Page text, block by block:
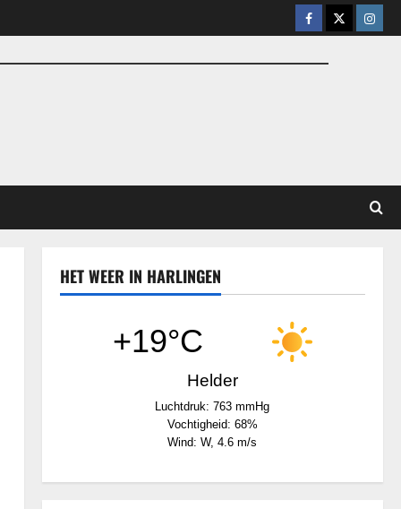
Facebook
X
HET WEER IN HARLINGEN
+19°C
Helder
Luchtdruk: 763 mmHg
Vochtigheid: 68%
Wind: W, 4.6 m/s